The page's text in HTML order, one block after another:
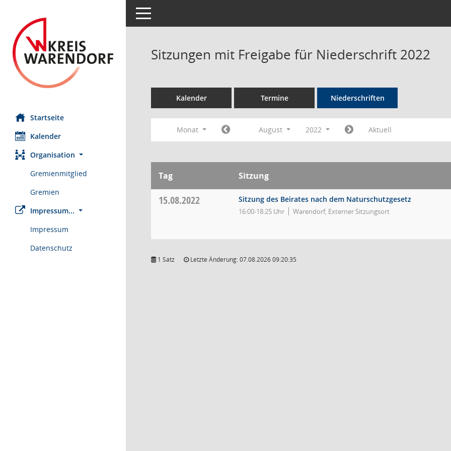
Startseite
Kalender
Organisation
Gremienmitglied
Gremien
Impressum...
Impressum
Datenschutz
Toggle navigation
Sitzungen mit Freigabe für Niederschrift 2022
Kalender Termine Niederschriften
Monat August 2022 Aktuell
Tag Sitzung
15.08.2022 Sitzung des Beirates nach dem Naturschutzgesetz
16:00-18:25 Uhr Warendorf, Externer Sitzungsort
1 Satz Letzte Änderung: 07.08.2026 09:20:35